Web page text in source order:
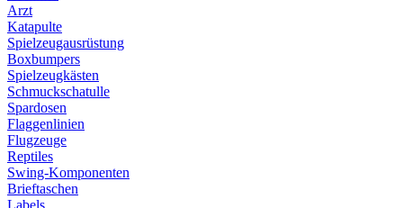
Arzt
Katapulte
Spielzeugausrüstung
Boxbumpers
Spielzeugkästen
Schmuckschatulle
Spardosen
Flaggenlinien
Flugzeuge
Reptiles
Swing-Komponenten
Brieftaschen
Labels